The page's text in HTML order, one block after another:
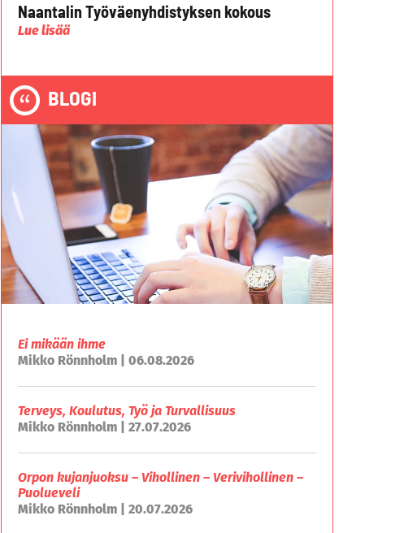
Naantalin Työväenyhdistyksen kokous
Lue lisää
BLOGI
Ei mikään ihme
Mikko Rönnholm | 06.08.2026
Terveys, Koulutus, Työ ja Turvallisuus
Mikko Rönnholm | 27.07.2026
Orpon kujanjuoksu – Vihollinen – Verivihollinen –
Puolueveli
Mikko Rönnholm | 20.07.2026